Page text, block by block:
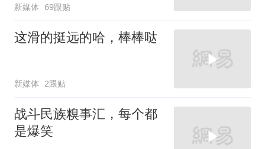
新媒体 69跟贴
这滑的挺远的哈，棒棒哒
新媒体 2跟贴
战斗民族糗事汇，每个都
是爆笑